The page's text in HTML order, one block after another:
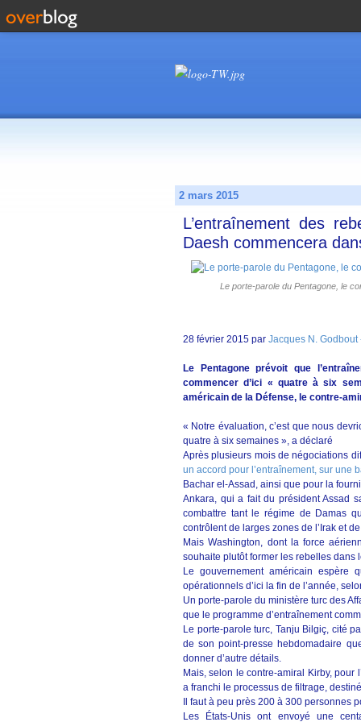
2 mars 2015
L’entraînement des
Daesh commencera
Le porte-parole du Pentagone, le
28 février 2015 par Jacques N. Godbout
Le Pentagone prévoit que
commencer d’ici « quatre à six
américain de la Défense, le contre-
« Notre évaluation, c’est que nous
quatre à six semaines », a déclaré
Après plusieurs mois de négociations
un accord pour l’entraînement, sur une
Bachar el-Assad, ainsi que pour la
Ankara, qui a fait du président Assad
combattre tant le régime de Damas
contrôlent de larges zones de l’Irak et
Mais Washington, dont la force
souhaite plutôt former les rebelles dans
Le gouvernement américain espère
opérationnels d’ici la fin de l’année,
Un porte-parole du ministère turc des
que le programme d’entraînement
Le porte-parole turc, Tanju Bilgiç, cité
de son point-presse hebdomadaire
donner d’autre détails.
Mais, selon le contre-amiral Kirby,
a franchi le processus de filtrage,
Il faut à peu près 200 à 300 personnes
Les États-Unis ont envoyé une